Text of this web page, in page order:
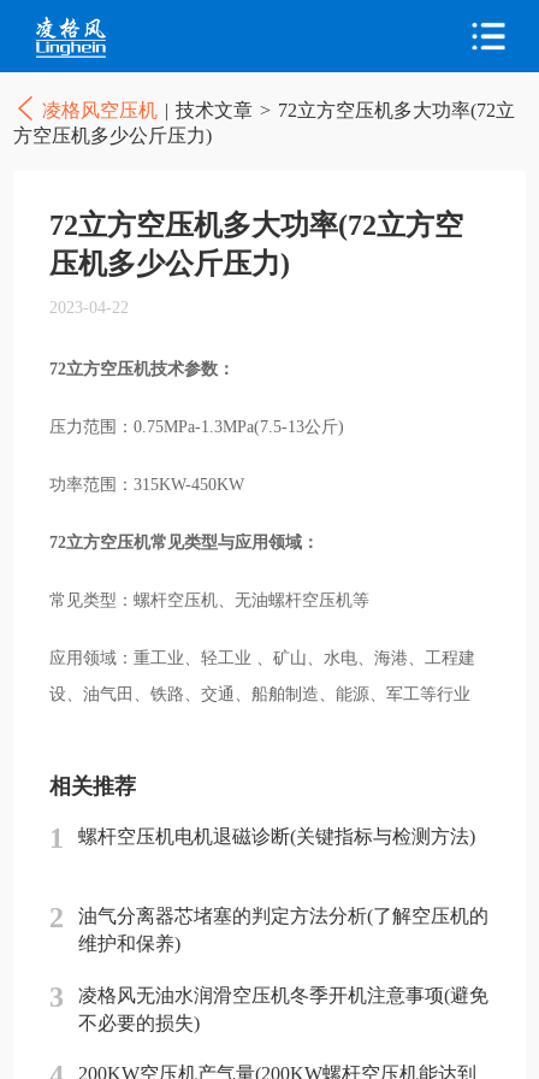
凌格风空压机 | 技术文章 > 72立方空压机多大功率(72立
方空压机多少公斤压力)
72立方空压机多大功率(72立方空
压机多少公斤压力)
2023-04-22
72立方空压机技术参数：
压力范围：0.75MPa-1.3MPa(7.5-13公斤)
功率范围：315KW-450KW
72立方空压机常见类型与应用领域：
常见类型：螺杆空压机、无油螺杆空压机等
应用领域：重工业、轻工业 、矿山、水电、海港、工程建
设、油气田、铁路、交通、船舶制造、能源、军工等行业
相关推荐
1 螺杆空压机电机退磁诊断(关键指标与检测方法)
2
油气分离器芯堵塞的判定方法分析(了解空压机的
维护和保养)
3
凌格风无油水润滑空压机冬季开机注意事项(避免
不必要的损失)
200KW空压机产气量(200KW螺杆空压机能达到